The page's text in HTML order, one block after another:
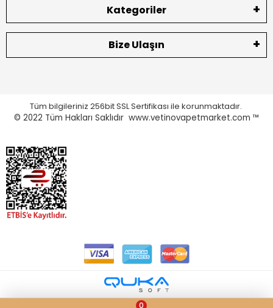
Kategoriler
Bize Ulaşın
Tüm bilgileriniz 256bit SSL Sertifikası ile korunmaktadır.
© 2022 Tüm Hakları Saklıdır www.vetinovapetmarket.com ™
0